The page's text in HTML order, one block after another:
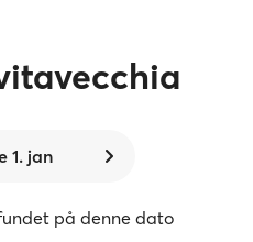
1. jan
på denne dato